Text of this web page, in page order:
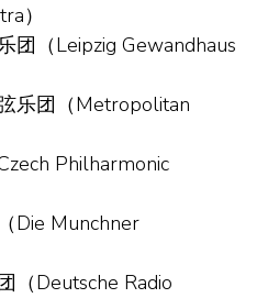
）
（Leipzig Gewandhaus
团（Metropolitan
Philharmonic
Munchner
Deutsche Radio